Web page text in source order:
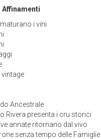
Affinamenti
i vini
vintage
Ancestrale
Rivera presenta i cru storici
annate ritornano dal vivo
senza tempo delle